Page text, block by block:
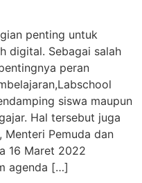
penting untuk
digital. Sebagai salah
peran
siswa maupun
Hal tersebut juga
Menteri Pemuda dan
16 Maret 2022
agenda […]